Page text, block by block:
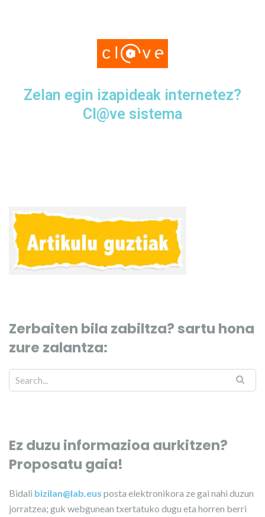
Zelan egin izapideak internetez?
Cl@ve sistema
Zerbaiten bila zabiltza? sartu hona
zure zalantza:
Ez duzu informazioa aurkitzen?
Proposatu gaia!
Bidali bizilan@lab.eus posta elektronikora ze gai nahi duzun
jorratzea; guk webgunean txertatuko dugu eta horren berri